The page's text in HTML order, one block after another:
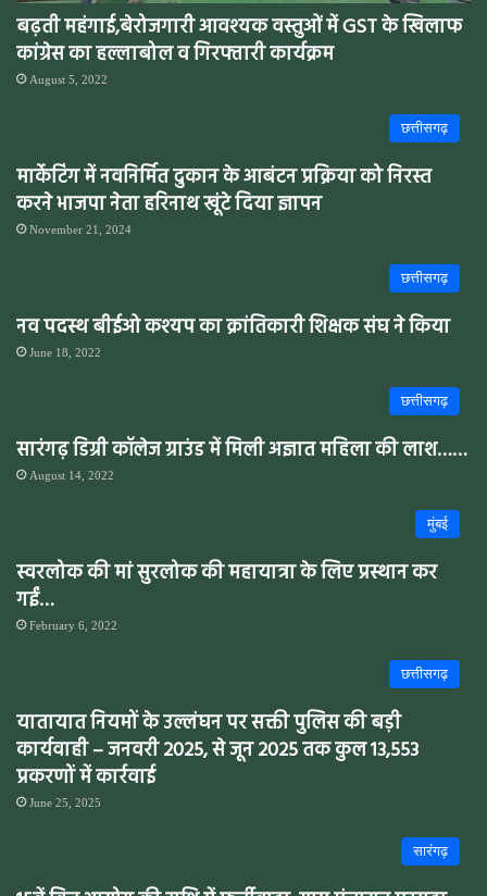
बढ़ती महंगाई,बेरोजगारी आवश्यक वस्तुओं में GST के खिलाफ
कांग्रेस का हल्लाबोल व गिरफ्तारी कार्यक्रम
August 5, 2022
छत्तीसगढ़
मार्केटिंग में नवनिर्मित दुकान के आबंटन प्रक्रिया को निरस्त
करने भाजपा नेता हरिनाथ खूंटे दिया ज्ञापन
November 21, 2024
छत्तीसगढ़
नव पदस्थ बीईओ कश्यप का क्रांतिकारी शिक्षक संघ ने किया
June 18, 2022
छत्तीसगढ़
सारंगढ़ डिग्री कॉलेज ग्राउंड में मिली अज्ञात महिला की लाश……
August 14, 2022
मुंबई
स्वरलोक की मां सुरलोक की महायात्रा के लिए प्रस्थान कर
गईं…
February 6, 2022
छत्तीसगढ़
यातायात नियमों के उल्लंघन पर सक्ती पुलिस की बड़ी
कार्यवाही – जनवरी 2025, से जून 2025 तक कुल 13,553
प्रकरणों में कार्रवाई
June 25, 2025
सारंगढ़